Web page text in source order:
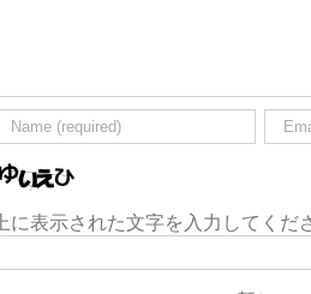
上に表示された文字を入力してくだ